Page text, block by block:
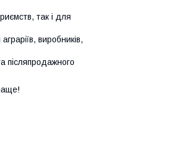
так і для
виробників,
післяпродажного